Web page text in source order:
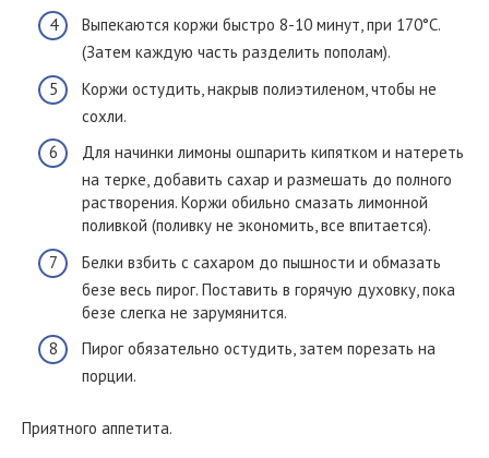
Выпекаются коржи быстро 8-10 минут, при 170°С.
(Затем каждую часть разделить пополам).
Коржи остудить, накрыв полиэтиленом, чтобы не
сохли.
Для начинки лимоны ошпарить кипятком и натереть
на терке, добавить сахар и размешать до полного
растворения. Коржи обильно смазать лимонной
поливкой (поливку не экономить, все впитается).
Белки взбить с сахаром до пышности и обмазать
безе весь пирог. Поставить в горячую духовку, пока
безе слегка не зарумянится.
Пирог обязательно остудить, затем порезать на
порции.
Приятного аппетита.